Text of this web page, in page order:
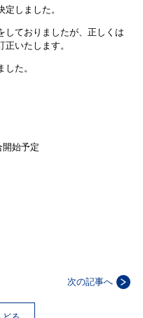
しました。
ておりましたが、正しくは
いたします。
た。
始予定
次の記事へ